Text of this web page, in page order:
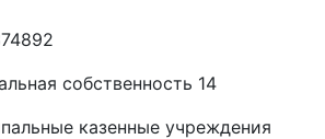
собственность 14
казенные учреждения